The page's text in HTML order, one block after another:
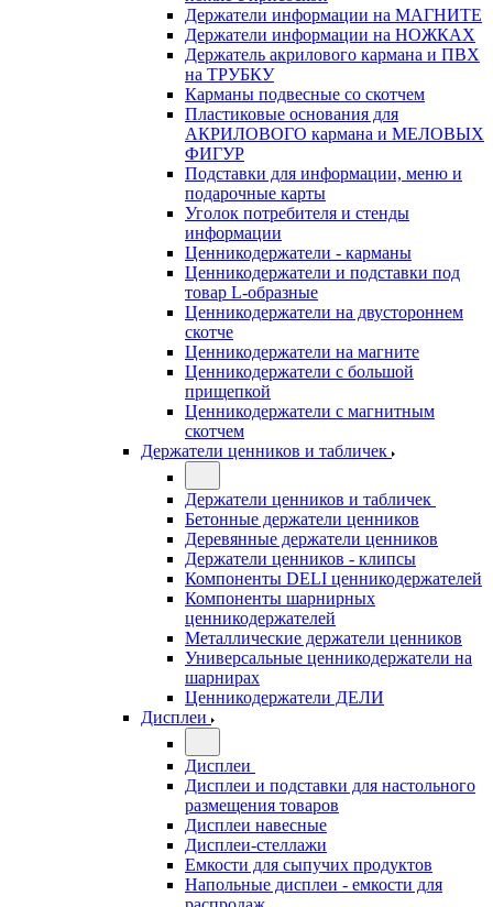
Держатели информации на МАГНИТЕ
Держатели информации на НОЖКАХ
Держатель акрилового кармана и ПВХ
на ТРУБКУ
Карманы подвесные со скотчем
Пластиковые основания для
АКРИЛОВОГО кармана и МЕЛОВЫХ
ФИГУР
Подставки для информации, меню и
подарочные карты
Уголок потребителя и стенды
информации
Ценникодержатели - карманы
Ценникодержатели и подставки под
товар L-образные
Ценникодержатели на двустороннем
скотче
Ценникодержатели на магните
Ценникодержатели с большой
прищепкой
Ценникодержатели с магнитным
скотчем
Держатели ценников и табличек
Держатели ценников и табличек
Бетонные держатели ценников
Деревянные держатели ценников
Держатели ценников - клипсы
Компоненты DELI ценникодержателей
Компоненты шарнирных
ценникодержателей
Металлические держатели ценников
Универсальные ценникодержатели на
шарнирах
Ценникодержатели ДЕЛИ
Дисплеи
Дисплеи
Дисплеи и подставки для настольного
размещения товаров
Дисплеи навесные
Дисплеи-стеллажи
Емкости для сыпучих продуктов
Напольные дисплеи - емкости для